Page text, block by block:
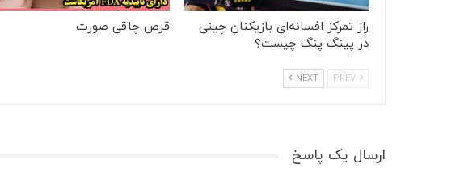
راز تمرکز افسانه‌ای بازیکنان چینی
در پینگ پنگ چیست؟
قرص چاقی صورت
NEXT
ارسال یک پاسخ